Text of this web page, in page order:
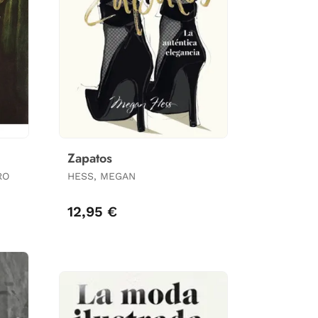
Zapatos
HESS, MEGAN
12,95 €